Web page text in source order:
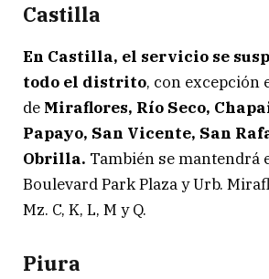
Castilla
En Castilla, el servicio se
todo el distrito, con excepción
de Miraflores, Río Seco,
Papayo, San Vicente, San
Obrilla. También se mantendrá
Boulevard Park Plaza y Urb.
Mz. C, K, L, M y Q.
Piura